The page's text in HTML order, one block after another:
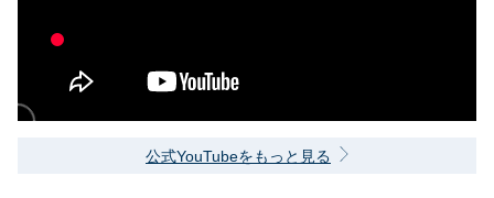
公式YouTubeをもっと見る